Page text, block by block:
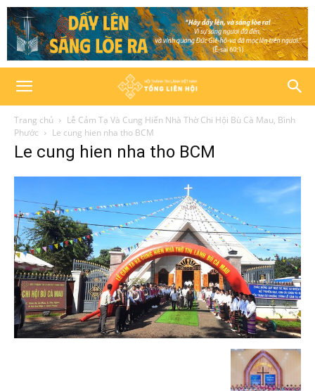
Trang chủ
Lễ Cảm Tạ Và Cung Hiến Nhà Thờ Chi Hội Bù Cà Mau, Bình
Phước
Le cung hien nha tho BCM
Le cung hien nha tho BCM